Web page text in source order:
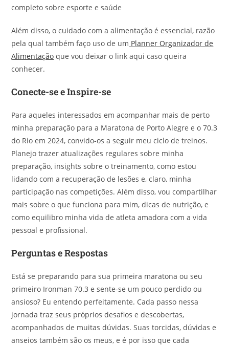
completo sobre esporte e saúde
Além disso, o cuidado com a alimentação é essencial, razão
pela qual também faço uso de um Planner Organizador de
Alimentação que vou deixar o link aqui caso queira
conhecer.
Conecte-se e Inspire-se
Para aqueles interessados em acompanhar mais de perto
minha preparação para a Maratona de Porto Alegre e o 70.3
do Rio em 2024, convido-os a seguir meu ciclo de treinos.
Planejo trazer atualizações regulares sobre minha
preparação, insights sobre o treinamento, como estou
lidando com a recuperação de lesões e, claro, minha
participação nas competições. Além disso, vou compartilhar
mais sobre o que funciona para mim, dicas de nutrição, e
como equilibro minha vida de atleta amadora com a vida
pessoal e profissional.
Perguntas e Respostas
Está se preparando para sua primeira maratona ou seu
primeiro Ironman 70.3 e sente-se um pouco perdido ou
ansioso? Eu entendo perfeitamente. Cada passo nessa
jornada traz seus próprios desafios e descobertas,
acompanhados de muitas dúvidas. Suas torcidas, dúvidas e
anseios também são os meus, e é por isso que cada